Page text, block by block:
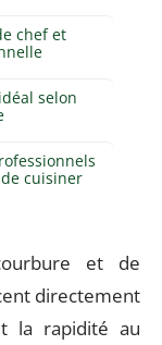
chef et
selon
cuisiner
et de
directement
la rapidité au